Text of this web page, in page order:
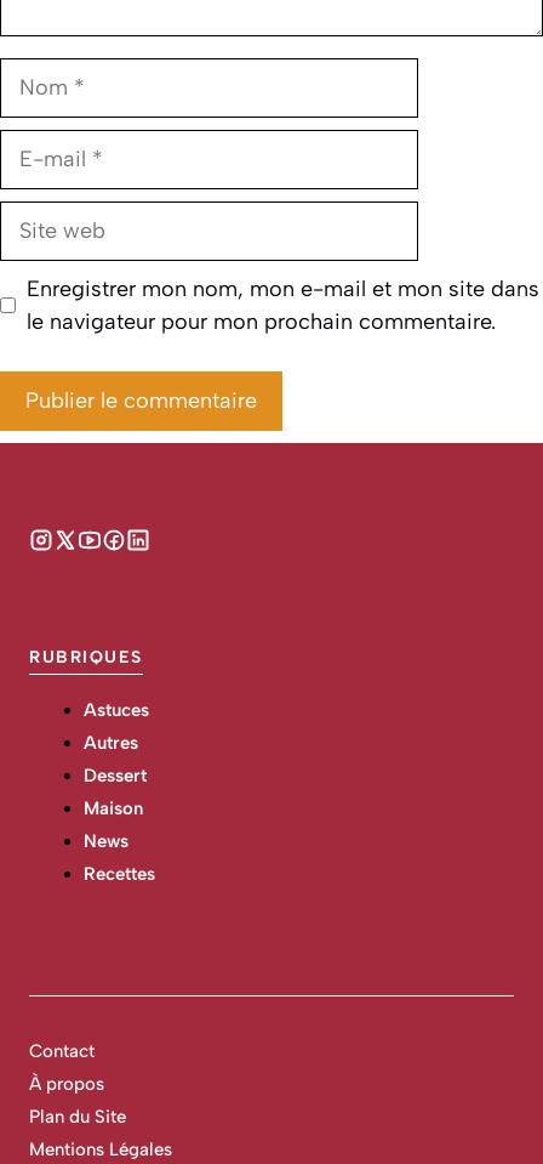
Nom
E-
Site
Enregistrer mon nom, mon e-mail et mon site dans
le navigateur pour mon prochain commentaire.
RUBRIQUES
Astuces
Autres
Dessert
Maison
News
Recettes
Contact
À propos
Plan du Site
Mentions Légales